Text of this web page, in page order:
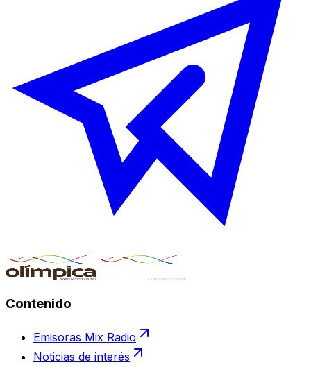
Contenido
Emisoras Mix Radio
Noticias de interés